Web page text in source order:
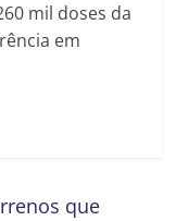
mil doses da
em
que